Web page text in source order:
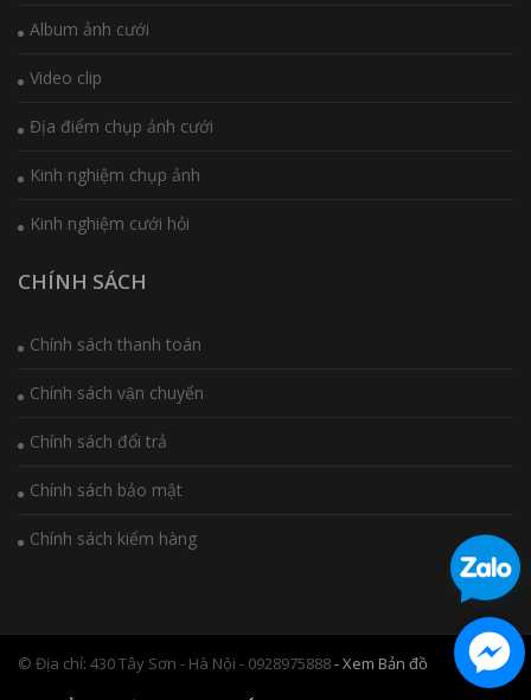
Album ảnh cưới
Video clip
Địa điểm chụp ảnh cưới
Kinh nghiệm chụp ảnh
Kinh nghiệm cưới hỏi
CHÍNH SÁCH
Chính sách thanh toán
Chính sách vận chuyển
Chính sách đổi trả
Chính sách bảo mật
Chính sách kiểm hàng
© Địa chỉ: 430 Tây Sơn - Hà Nội - 0928975888- Xem Bản đồ